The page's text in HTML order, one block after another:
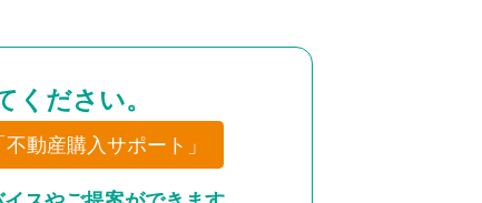
ください。
不動産購入サポート」